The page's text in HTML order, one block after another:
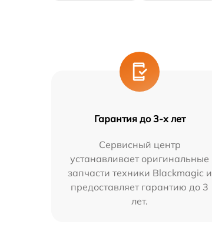
Гарантия до 3-х лет
Сервисный центр
устанавливает оригинальные
запчасти техники Blackmagic и
предоставляет гарантию до 3
лет.